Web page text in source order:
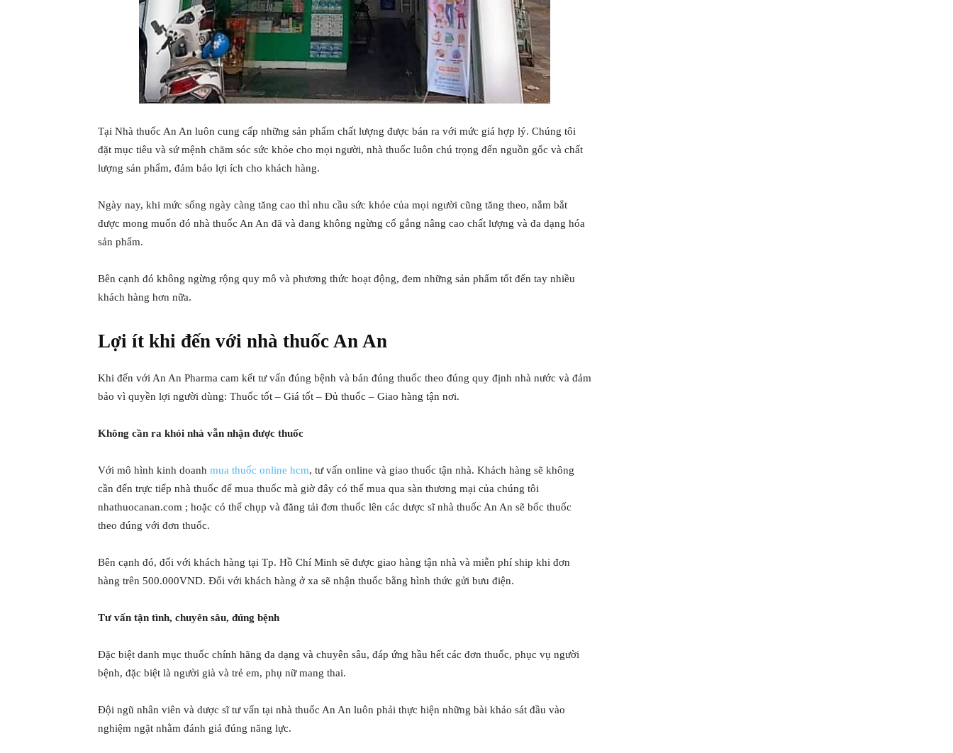
Tại Nhà thuốc An An luôn cung cấp những sản phẩm chất lượng được bán ra với mức giá hợp lý. Chúng tôi
đặt mục tiêu và sứ mệnh chăm sóc sức khỏe cho mọi người, nhà thuốc luôn chú trọng đến nguồn gốc và chất
lượng sản phẩm, đảm bảo lợi ích cho khách hàng.
Ngày nay, khi mức sống ngày càng tăng cao thì nhu cầu sức khỏe của mọi người cũng tăng theo, nắm bắt
được mong muốn đó nhà thuốc An An đã và đang không ngừng cố gắng nâng cao chất lượng và đa dạng hóa
sản phẩm.
Bên cạnh đó không ngừng rộng quy mô và phương thức hoạt động, đem những sản phẩm tốt đến tay nhiều
khách hàng hơn nữa.
Lợi ít khi đến với nhà thuốc An An
Khi đến với An An Pharma cam kết tư vấn đúng bệnh và bán đúng thuốc theo đúng quy định nhà nước và đảm
bảo vì quyền lợi người dùng: Thuốc tốt – Giá tốt – Đủ thuốc – Giao hàng tận nơi.
Không cần ra khỏi nhà vẫn nhận được thuốc
Với mô hình kinh doanh mua thuốc online hcm, tư vấn online và giao thuốc tận nhà. Khách hàng sẽ không
cần đến trực tiếp nhà thuốc để mua thuốc mà giờ đây có thể mua qua sàn thương mại của chúng tôi
nhathuocanan.com ; hoặc có thể chụp và đăng tải đơn thuốc lên các dược sĩ nhà thuốc An An sẽ bốc thuốc
theo đúng với đơn thuốc.
Bên cạnh đó, đối với khách hàng tại Tp. Hồ Chí Minh sẽ được giao hàng tận nhà và miễn phí ship khi đơn
hàng trên 500.000VND. Đối với khách hàng ở xa sẽ nhận thuốc bằng hình thức gửi bưu điện.
Tư vấn tận tình, chuyên sâu, đúng bệnh
Đặc biệt danh mục thuốc chính hãng đa dạng và chuyên sâu, đáp ứng hầu hết các đơn thuốc, phục vụ người
bệnh, đặc biệt là người già và trẻ em, phụ nữ mang thai.
Đội ngũ nhân viên và dược sĩ tư vấn tại nhà thuốc An An luôn phải thực hiện những bài khảo sát đầu vào
nghiệm ngặt nhằm đánh giá đúng năng lực.